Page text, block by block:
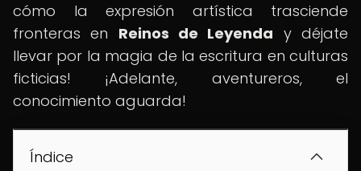
cómo la expresión artística trasciende
fronteras en Reinos de Leyenda y déjate
llevar por la magia de la escritura en culturas
ficticias! ¡Adelante, aventureros, el
conocimiento aguarda!
Índice